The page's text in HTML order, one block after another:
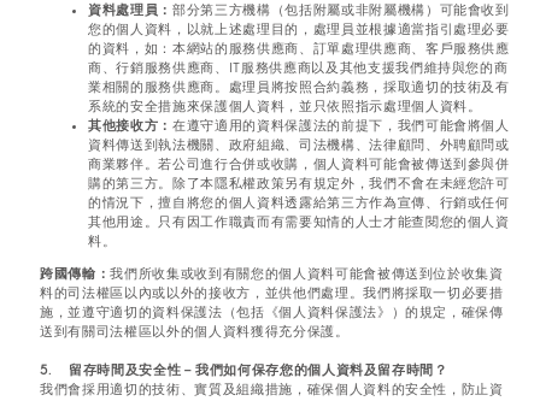
資料處理員： 部分第三方機構（包括附屬或非附屬機構）可能會收到
您的個人資料，以就上述處理目的，處理員並根據適當指引處理必要
的資料，如：本網站的服務供應商、訂單處理供應商、客戶服務供應
商、行銷服務供應商、IT服務供應商以及其他支援我們維持與您的商
業相關的服務供應商。處理員將按照合約義務，採取適切的技術及有
系統的安全措施來保護個人資料，並只依照指示處理個人資料。
其他接收方： 在遵守適用的資料保護法的前提下，我們可能會將個人
資料傳送到執法機關、政府組織、司法機構、法律顧問、外聘顧問或
商業夥伴。若公司進行合併或收購，個人資料可能會被傳送到參與併
購的第三方。除了本隱私權政策另有規定外，我們不會在未經您許可
的情況下，擅自將您的個人資料透露給第三方作為宣傳、行銷或任何
其他用途。只有因工作職責而有需要知情的人士才能查閱您的個人資
料。
跨國傳輸：我們所收集或收到有關您的個人資料可能會被傳送到位於收集資
料的司法權區以內或以外的接收方，並供他們處理。我們將採取一切必要措
施，並遵守適切的資料保護法（包括《個人資料保護法》）的規定，確保傳
送到有關司法權區以外的個人資料獲得充分保護。
5. 留存時間及安全性－我們如何保存您的個人資料及留存時間？
我們會採用適切的技術、實質及組織措施，確保個人資料的安全性，防止資